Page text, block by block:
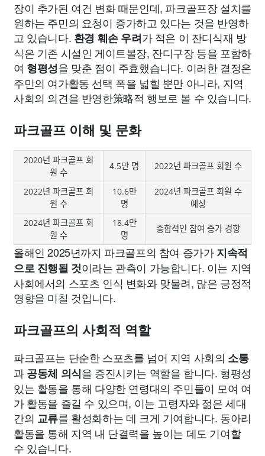
장이 추가된 여건 변화 때문인데, 파크골프장 설치를
원하는 주민의 요청이 증가하고 있다는 것을 반영하
고 있습니다. 환경 훼손 우려가 적은 이 잔디식재 방
식은 기존 시설인 게이트볼장, 잔디구장 등을 포함하
여 형평성을 맞춘 점이 주효했습니다. 이러한 결정은
주민의 여가활동 선택 폭을 넓힐 뿐만 아니라, 지역
사회의 의견을 반영한策略적 행보로 볼 수 있습니다.
파크골프 이해 및 문화
2020년 파크골프 회
원 수
4.5만 명 2022년 파크골프 회원 수
2022년 파크골프 회
원 수
10.6만
명
2024년 파크골프 회원 수
예상
2024년 파크골프 회
원 수
18.4만
명
종합적인 참여 증가 경향
올해인 2025년까지 파크골프의 참여 증가가지속적
으로 진행될 것이라는 관측이 가능합니다. 이는 지역
사회에서의 스포츠 인식 변화와 맞물려, 많은 긍정적
영향을 미칠 것입니다.
파크골프의 사회적 역할
파크골프는 단순한 스포츠를 넘어 지역 사회의 소통
과공동체 의식을 증진시키는 역할을 합니다. 형평성
있는 활동을 통해 다양한 연령대의 주민들이 모여 여
가 활동을 즐길 수 있으며, 이는 고령자와 젊은 세대
간의 교류를 활성화하는 데 크게 기여합니다. 동아리
활동을 통해 지역 내 단결력을 높이는 데도 기여할
수 있습니다.